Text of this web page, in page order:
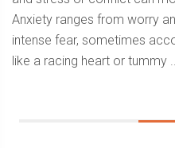
Anxiety ranges from worry
intense fear, sometimes
like a racing heart or tummy